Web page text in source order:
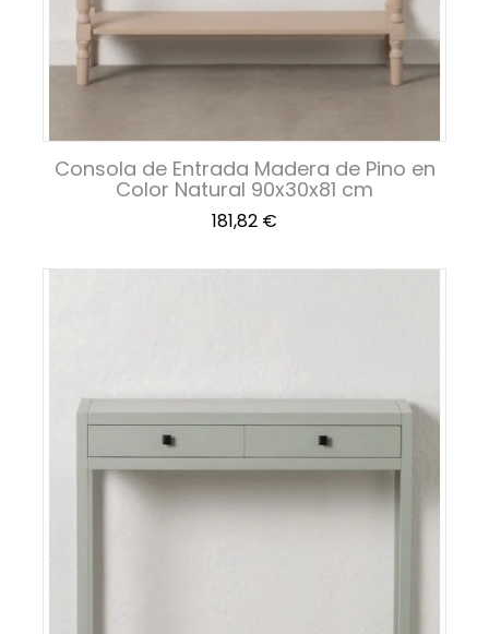
Consola de Entrada Madera de Pino en
Color Natural 90x30x81 cm
Precio
181,82 €